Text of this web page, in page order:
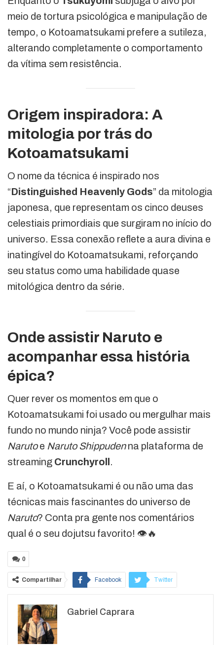
meio de tortura psicológica e manipulação de
tempo, o Kotoamatsukami prefere a sutileza,
alterando completamente o comportamento
da vítima sem resistência.
Origem inspiradora: A
mitologia por trás do
Kotoamatsukami
O nome da técnica é inspirado nos
“Distinguished Heavenly Gods” da mitologia
japonesa, que representam os cinco deuses
celestiais primordiais que surgiram no início do
universo. Essa conexão reflete a aura divina e
inatingível do Kotoamatsukami, reforçando
seu status como uma habilidade quase
mitológica dentro da série.
Onde assistir Naruto e
acompanhar essa história
épica?
Quer rever os momentos em que o
Kotoamatsukami foi usado ou mergulhar mais
fundo no mundo ninja? Você pode assistir
Narutoe Naruto Shippudenna plataforma de
streaming Crunchyroll .
E aí, o Kotoamatsukami é ou não uma das
técnicas mais fascinantes do universo de
Naruto? Conta pra gente nos comentários
qual é o seu dojutsu favorito! 👁️🔥
0
Compartilhar Facebook Twitter
WhatsApp
Gabriel Caprara